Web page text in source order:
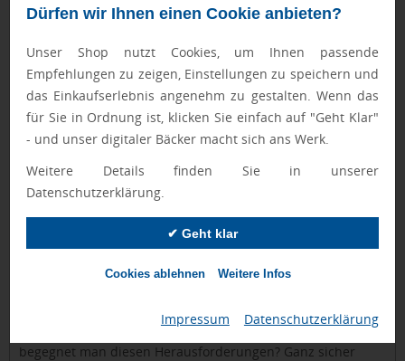
Dürfen wir Ihnen einen Cookie anbieten?
Unser Shop nutzt Cookies, um Ihnen passende
Empfehlungen zu zeigen, Einstellungen zu speichern und
das Einkaufserlebnis angenehm zu gestalten. Wenn das
für Sie in Ordnung ist, klicken Sie einfach auf "Geht Klar"
- und unser digitaler Bäcker macht sich ans Werk.
Weitere Details finden Sie in unserer
Datenschutzerklärung.
✔ Geht klar
Cookies ablehnen Weitere Infos
Impressum Datenschutzerklärung
wie Postkarten, Aufstellern oder Lesezeichen, präsentierte
Buchhandelsunternehmen im vergangenen Jahr Fakten wie
„6 Minuten Lesen am Tag reduziert das Stresslevel um bis
zu 68 Prozent“ oder „Lesen erhöht die
Konzentrationsfähigkeit um bis zu 47 Prozent“. Die Fakten
entstammten dabei echten, wissenschaftlichen Studien zum
Thema Lesen. Buchhandlungen und Verlage konnten die
Werbemittel zum Selbstkostenpreis bestellen sowie die
Startpunkt und Mit-Anlass der
Grundschüler in Deutschland Probleme mit dem Lesen. Wie
begegnet man diesen Herausforderungen? Ganz sicher